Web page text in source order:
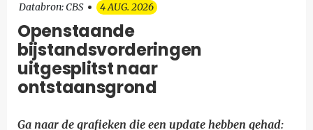
Databron: CBS 4 AUG. 2026
Openstaande
bijstandsvorderingen
uitgesplitst naar
ontstaansgrond
Ga naar de grafieken die een update hebben gehad: